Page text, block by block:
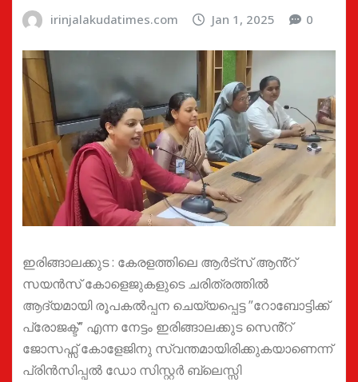
irinjalakudatimes.com Jan 1, 2025 0
ഇരിങ്ങാലക്കുട : കേരളത്തിലെ ആർട്സ് ആൻ്റ്
സയൻസ് കോളെജുകളുടെ ചരിത്രത്തിൽ
ആദ്യമായി രൂപകൽപ്പന ചെയ്യപ്പെട്ട ”റോബോട്ടിക്ക്
പ്രോജക്ട്” എന്ന നേട്ടം ഇരിങ്ങാലക്കുട സെൻ്റ്
ജോസഫ്സ് കോളേജിനു സ്വന്തമായിരിക്കുകയാണെന്ന്
പ്രിൻസിപ്പൽ ഡോ സിസ്റ്റർ ബ്ലെസ്സി